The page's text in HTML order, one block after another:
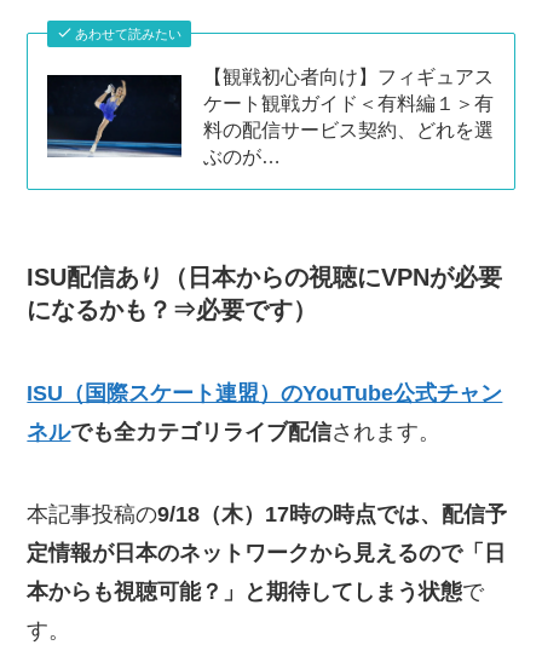
あわせて読みたい
【観戦初心者向け】フィギュアス
ケート観戦ガイド＜有料編１＞有
料の配信サービス契約、どれを選
ぶのが…
ISU配信あり（日本からの視聴にVPNが必要
になるかも？⇒必要です）
ISU（国際スケート連盟）のYouTube公式チャン
ネルでも全カテゴリライブ配信されます。
本記事投稿の9/18（木）17時の時点では、配信予
定情報が日本のネットワークから見えるので「日
本からも視聴可能？」と期待してしまう状態で
す。